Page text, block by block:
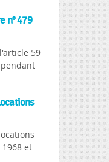
n° 479
59
et